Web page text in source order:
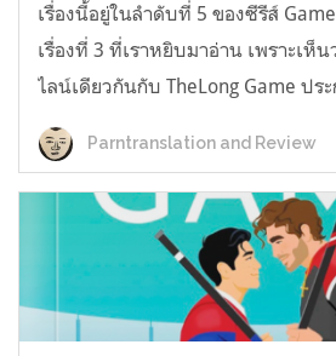
เรื่องนี้อยู่ในลำดับที่ 5 ของซีรีส์
เรื่องที่ 3 ที่เราหยิบมาอ่าน เพราะเห็
ไลน์เดียวกันกับ TheLong Game ปร
Parntranslation and Review